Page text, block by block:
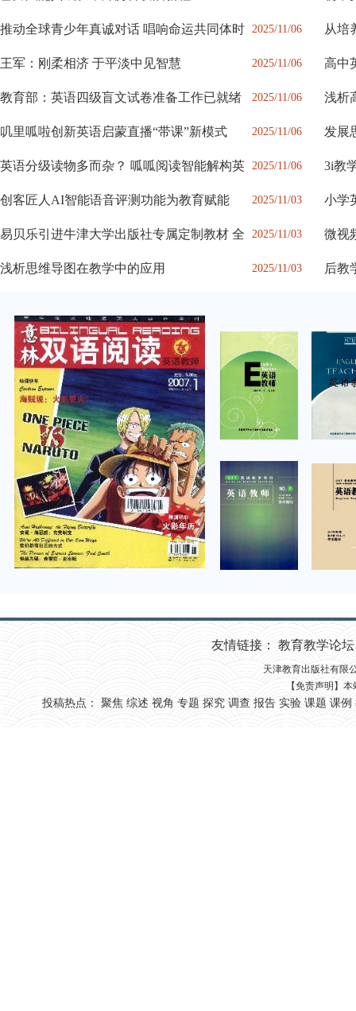
2025/11/06
推动全球青少年真诚对话 唱响命运共同体时
2025/11/06
王军：刚柔相济 于平淡中见智慧
2025/11/06
教育部：英语四级盲文试卷准备工作已就绪
2025/11/06
叽里呱啦创新英语启蒙直播“带课”新模式
2025/11/06
英语分级读物多而杂？ 呱呱阅读智能解构英
2025/11/03
创客匠人AI智能语音评测功能为教育赋能​
2025/11/03
易贝乐引进牛津大学出版社专属定制教材 全
2025/11/03
浅析思维导图在教学中的应用
从培
高中
浅析
发展
3i教
小学
微视
后教
友情链接： 教育教学论坛
天津教育出版社有限
【免责声明】
投稿热点： 聚焦 综述 视角 专题 探究 调查 报告 实验 课题 课例